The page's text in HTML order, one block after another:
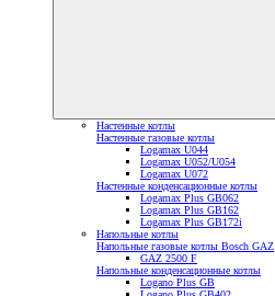
Настенные котлы
Настенные газовые котлы
Logamax U044
Logamax U052/U054
Logamax U072
Настенные конденсационные котлы
Logamax Plus GB062
Logamax Plus GB162
Logamax Plus GB172i
Напольные котлы
Напольные газовые котлы Bosch GAZ
GAZ 2500 F
Напольные конденсационные котлы
Logano Plus GB